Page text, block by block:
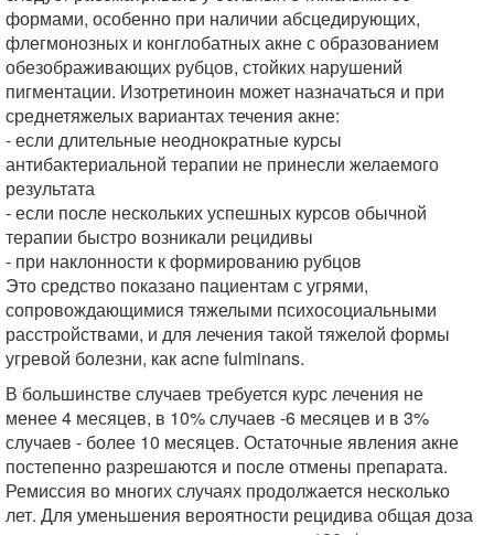
формами, особенно при наличии абсцедирующих,
флегмонозных и конглобатных акне с образованием
обезображивающих рубцов, стойких нарушений
пигментации. Изотретиноин может назначаться и при
среднетяжелых вариантах течения акне:
- если длительные неоднократные курсы
антибактериальной терапии не принесли желаемого
результата
- если после нескольких успешных курсов обычной
терапии быстро возникали рецидивы
- при наклонности к формированию рубцов
Это средство показано пациентам с угрями,
сопровождающимися тяжелыми психосоциальными
расстройствами, и для лечения такой тяжелой формы
угревой болезни, как acne fulminans.
В большинстве случаев требуется курс лечения не
менее 4 месяцев, в 10% случаев -6 месяцев и в 3%
случаев - более 10 месяцев. Остаточные явления акне
постепенно разрешаются и после отмены препарата.
Ремиссия во многих случаях продолжается несколько
лет. Для уменьшения вероятности рецидива общая доза